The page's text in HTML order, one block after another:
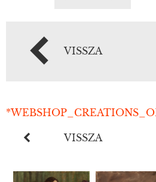
VISSZA
VISSZA